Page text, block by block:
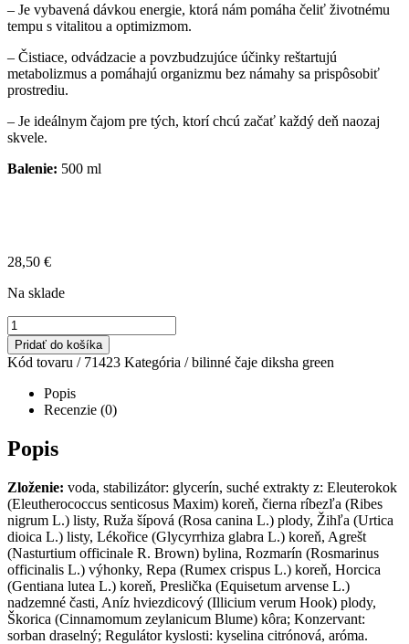
– Je vybavená dávkou energie, ktorá nám pomáha čeliť životnému
tempu s vitalitou a optimizmom.
– Čistiace, odvádzacie a povzbudzujúce účinky reštartujú
metabolizmus a pomáhajú organizmu bez námahy sa prispôsobiť
prostrediu.
– Je ideálnym čajom pre tých, ktorí chcú začať každý deň naozaj
skvele.
Balenie: 500 ml
28,50 €
Na sklade
množstvo
IMMUNO
ENERGYLAK
HERBAL
TEA
TISANA
Pridať do košíka
Kód tovaru / 71423 Kategória /bilinné čaje diksha green
Popis
Recenzie (0)
Popis
Zloženie: voda, stabilizátor: glycerín, suché extrakty z: Eleuterokok
(Eleutherococcus senticosus Maxim) koreň, čierna ríbezľa (Ribes
nigrum L.) listy, Ruža šípová (Rosa canina L.) plody, Žihľa (Urtica
dioica L.) listy, Lékořice (Glycyrrhiza glabra L.) koreň, Agrešt
(Nasturtium officinale R. Brown) bylina, Rozmarín (Rosmarinus
officinalis L.) výhonky, Repa (Rumex crispus L.) koreň, Horcica
(Gentiana lutea L.) koreň, Preslička (Equisetum arvense L.)
nadzemné časti, Aníz hviezdicový (Illicium verum Hook) plody,
Škorica (Cinnamomum zeylanicum Blume) kôra; Konzervant:
sorban draselný; Regulátor kyslosti: kyselina citrónová, aróma.